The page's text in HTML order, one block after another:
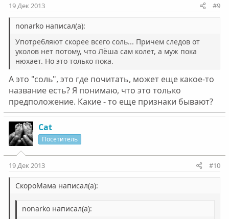
19 Дек 2013 #9
nonarko написал(а):
Употребляют скорее всего соль... Причем следов от
уколов нет потому, что Лёша сам колет, а муж пока
нюхает. Но это только пока.
А это "соль", это где почитать, может еще какое-то
название есть? Я понимаю, что это только
предположение. Какие - то еще признаки бывают?
Cat
Посетитель
19 Дек 2013 #10
СкороМама написал(а):
nonarko написал(а):